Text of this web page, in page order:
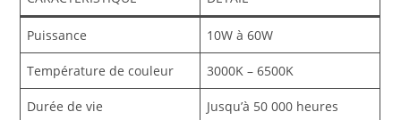
Puissance 10W à 60W
Température de couleur 3000K – 6500K
Durée de vie Jusqu’à 50 000 heures